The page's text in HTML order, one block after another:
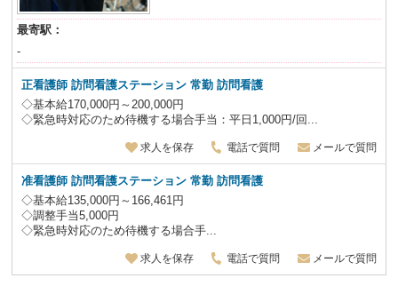
最寄駅：
-
正看護師訪問看護ステーション 常勤 訪問看護
◇基本給170,000円～200,000円
◇緊急時対応のため待機する場合手当：平日1,000円/回...
求人を保存 電話で質問 メールで質問
准看護師訪問看護ステーション 常勤 訪問看護
◇基本給135,000円～166,461円
◇調整手当5,000円
◇緊急時対応のため待機する場合手...
求人を保存 電話で質問 メールで質問